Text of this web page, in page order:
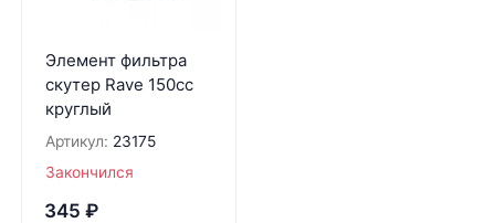
Элемент фильтра
скутер Ravе 150cc
круглый
Артикул: 23175
Закончился
345 ₽